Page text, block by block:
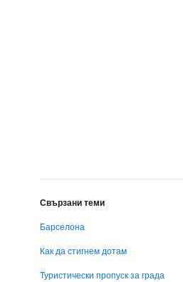
Свързани теми
Барселона
Как да стигнем дотам
Туристически пропуск за града